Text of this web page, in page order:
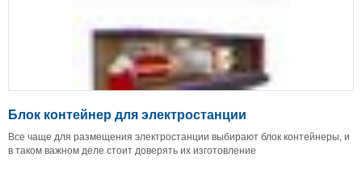
Блок контейнер для электростанции
Все чаще для размещения электростанции выбирают блок контейнеры, и
в таком важном деле стоит доверять их изготовление